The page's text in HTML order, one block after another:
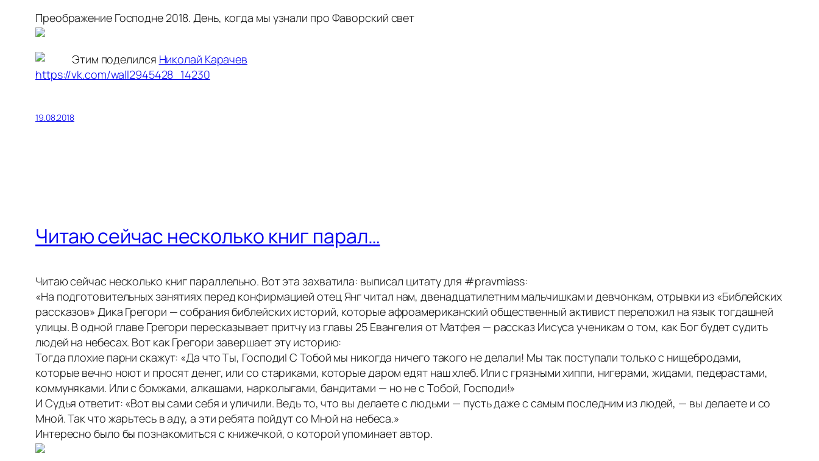
Преображение Господне 2018. День, когда мы узнали про Фаворский свет
Этим поделился Николай Карачев
https://vk.com/wall2945428_14230
19.08.2018
Читаю сейчас несколько книг парал…
Читаю сейчас несколько книг параллельно. Вот эта захватила: выписал цитату для #pravmiass:
«На подготовительных занятиях перед конфирмацией отец Янг читал нам, двенадцатилетним мальчишкам и девчонкам, отрывки из «Библейских
рассказов» Дика Грегори — собрания библейских историй, которые афроамериканский общественный активист переложил на язык тогдашней
улицы. В одной главе Грегори пересказывает притчу из главы 25 Евангелия от Матфея — рассказ Иисуса ученикам о том, как Бог будет судить
людей на небесах. Вот как Грегори завершает эту историю:
Тогда плохие парни скажут: «Да что Ты, ГосподиI С Тобой мы никогда ничего такого не делали! Мы так поступали только с нищебродами,
которые вечно ноют и просят денег, или со стариками, которые даром едят наш хлеб. Или с грязными хиппи, нигерами, жидами, педерастами,
коммуняками. Или с бомжами, алкашами, нарколыгами, бандитами — но не с Тобой, Господи!»
И Судья ответит: «Вот вы сами себя и уличили. Ведь то, что вы делаете с людьми — пусть даже с самым последним из людей, — вы делаете и со
Мной. Так что жарьтесь в аду, а эти ребята пойдут со Мной на небеса.»
Интересно было бы познакомиться с книжечкой, о которой упоминает автор.